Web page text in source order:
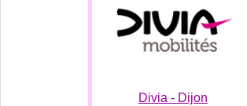
Divia - Dijon